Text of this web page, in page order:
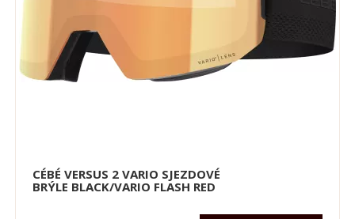
CÉBÉ VERSUS 2 VARIO SJEZDOVÉ
BRÝLE BLACK/VARIO FLASH RED